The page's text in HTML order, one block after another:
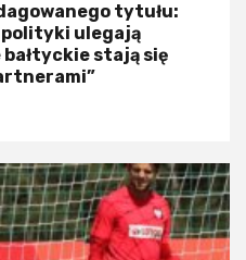
tytułu:
ulegają
stają się